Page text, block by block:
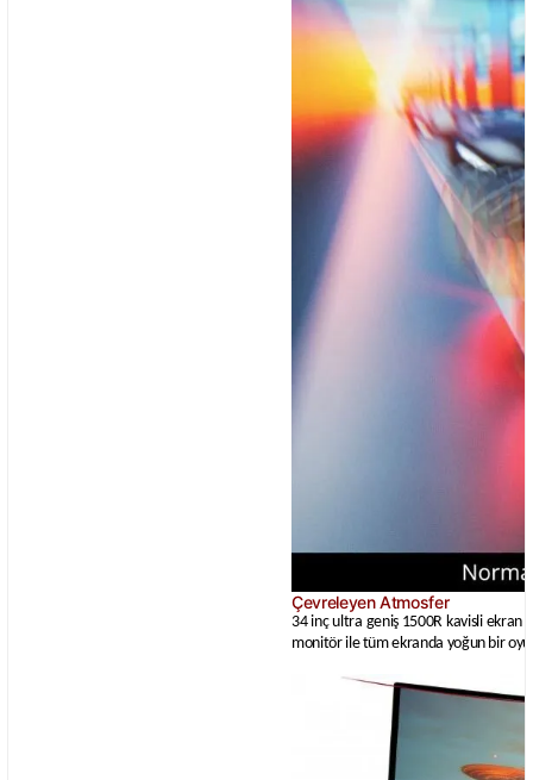
Çevreleyen Atmosfer
34 inç ultra geniş 1500R kavisli ekran
monitör ile tüm ekranda yoğun bir